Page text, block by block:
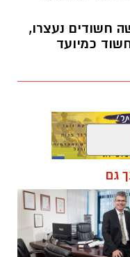
אשקלון
חיפוש במבנה
מקום
שבו אותרו
השתתפו
נתפסו מוצגים
ולהפעלת
ששימש
וכספים
חשודים נעצרו,
כמיועד
גם